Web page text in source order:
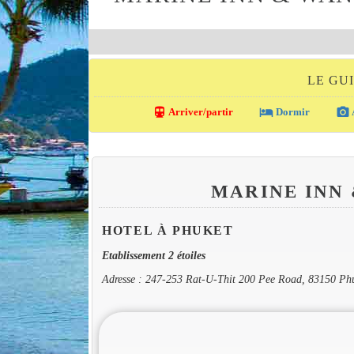
LE
directions_transit Arriver/partir local_hotel Dormir photo_camera
MARINE INN
HOTEL À PHUKET
Etablissement 2 étoiles
Adresse : 247-253 Rat-U-Thit 200 Pee Road, 83150